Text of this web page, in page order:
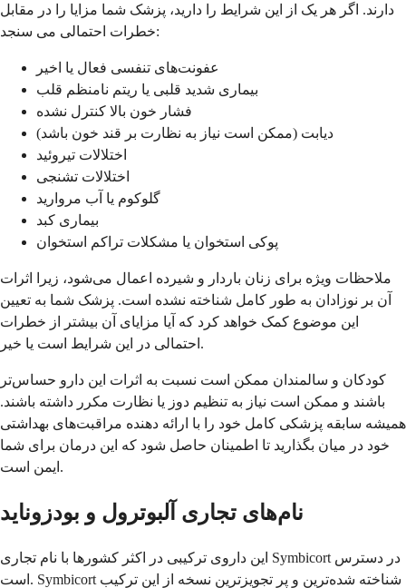
دارند. اگر هر یک از این شرایط را دارید، پزشک شما مزایا را در مقابل
خطرات احتمالی می سنجد:
عفونت‌های تنفسی فعال یا اخیر
بیماری شدید قلبی یا ریتم نامنظم قلب
فشار خون بالا کنترل نشده
دیابت (ممکن است نیاز به نظارت بر قند خون باشد)
اختلالات تیروئید
اختلالات تشنجی
گلوکوم یا آب مروارید
بیماری کبد
پوکی استخوان یا مشکلات تراکم استخوان
ملاحظات ویژه برای زنان باردار و شیرده اعمال می‌شود، زیرا اثرات
آن بر نوزادان به طور کامل شناخته نشده است. پزشک شما به تعیین
این موضوع کمک خواهد کرد که آیا مزایای آن بیشتر از خطرات
احتمالی در این شرایط است یا خیر.
کودکان و سالمندان ممکن است نسبت به اثرات این دارو حساس‌تر
باشند و ممکن است نیاز به تنظیم دوز یا نظارت مکرر داشته باشند.
همیشه سابقه پزشکی کامل خود را با ارائه دهنده مراقبت‌های بهداشتی
خود در میان بگذارید تا اطمینان حاصل شود که این درمان برای شما
ایمن است.
نام‌های تجاری آلبوترول و بودزوناید
این داروی ترکیبی در اکثر کشورها با نام تجاری Symbicort در دسترس
است. Symbicort شناخته شده‌ترین و پر تجویزترین نسخه از این ترکیب